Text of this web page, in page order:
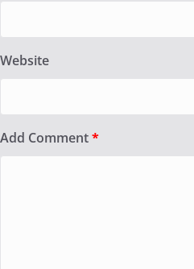
Website
Add Comment*